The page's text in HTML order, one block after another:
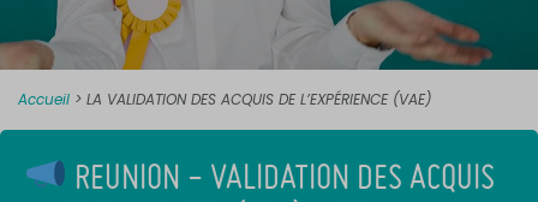
Accueil > LA VALIDATION DES ACQUIS DE L’EXPÉRIENCE (VAE)
REUNION - VALIDATION DES ACQUIS